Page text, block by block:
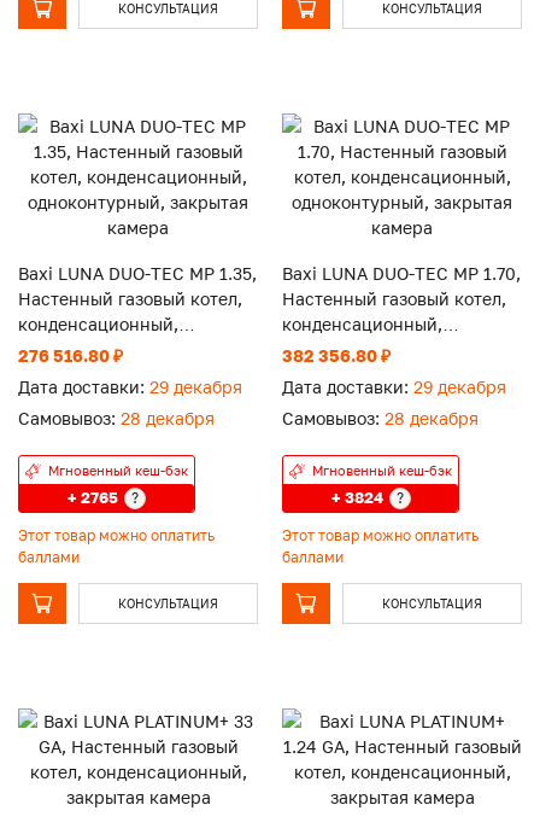
КОНСУЛЬТАЦИЯ КОНСУЛЬТАЦИЯ
Baxi LUNA DUO-TEC MP 1.35,
Настенный газовый котел,
конденсационный,
одноконтурный, закрытая
276 516.80 ₽
Дата доставки: 29 декабря
Самовывоз: 28 декабря
Мгновенный кеш-бэк
+ 2765 ?
Этот товар можно оплатить
баллами
КОНСУЛЬТАЦИЯ
Baxi LUNA DUO-TEC MP 1.70,
Настенный газовый котел,
конденсационный,
одноконтурный, закрытая
382 356.80 ₽
Дата доставки: 29 декабря
Самовывоз: 28 декабря
Мгновенный кеш-бэк
+ 3824 ?
Этот товар можно оплатить
баллами
КОНСУЛЬТАЦИЯ